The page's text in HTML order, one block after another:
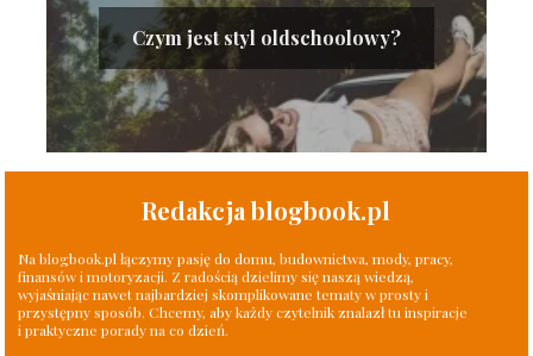
Czym jest styl oldschoolowy?
Redakcja blogbook.pl
Na blogbook.pl łączymy pasję do domu, budownictwa, mody, pracy,
finansów i motoryzacji. Z radością dzielimy się naszą wiedzą,
wyjaśniając nawet najbardziej skomplikowane tematy w prosty i
przystępny sposób. Chcemy, aby każdy czytelnik znalazł tu inspiracje
i praktyczne porady na co dzień.